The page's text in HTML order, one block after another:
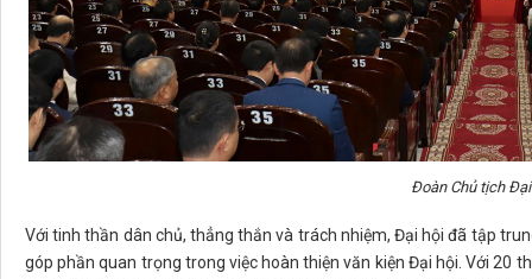
Đoàn Chủ tịch
Với tinh thần dân chủ, thẳng thắn và trách nhiệm, Đại hội đã tập
góp phần quan trọng trong việc hoàn thiện văn kiện Đại hội. Với 20